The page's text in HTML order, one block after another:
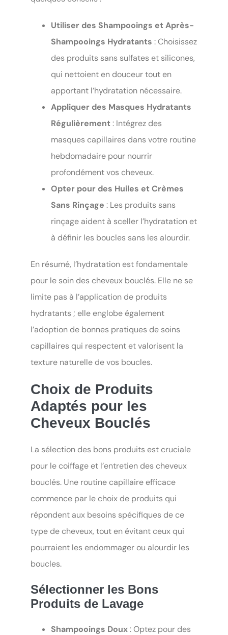
Utiliser des Shampooings et Après-
Shampooings Hydratants : Choisissez
des produits sans sulfates et silicones,
qui nettoient en douceur tout en
apportant l’hydratation nécessaire.
Appliquer des Masques Hydratants
Régulièrement : Intégrez des
masques capillaires dans votre routine
hebdomadaire pour nourrir
profondément vos cheveux.
Opter pour des Huiles et Crèmes
Sans Rinçage : Les produits sans
rinçage aident à sceller l’hydratation et
à définir les boucles sans les alourdir.
En résumé, l’hydratation est fondamentale
pour le soin des cheveux bouclés. Elle ne se
limite pas à l’application de produits
hydratants ; elle englobe également
l’adoption de bonnes pratiques de soins
capillaires qui respectent et valorisent la
texture naturelle de vos boucles.
Choix de Produits
Adaptés pour les
Cheveux Bouclés
La sélection des bons produits est cruciale
pour le coiffage et l’entretien des cheveux
bouclés. Une routine capillaire efficace
commence par le choix de produits qui
répondent aux besoins spécifiques de ce
type de cheveux, tout en évitant ceux qui
pourraient les endommager ou alourdir les
boucles.
Sélectionner les Bons
Produits de Lavage
Shampooings Doux: Optez pour des